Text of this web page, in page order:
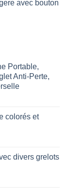
avec bouton
Portable,
Anti-Perte,
colorés et
divers grelots